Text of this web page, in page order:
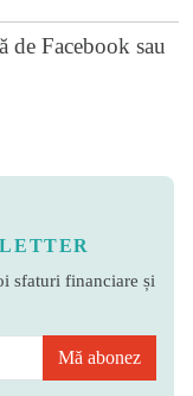
de Facebook sau
sfaturi financiare și
Mă abonez